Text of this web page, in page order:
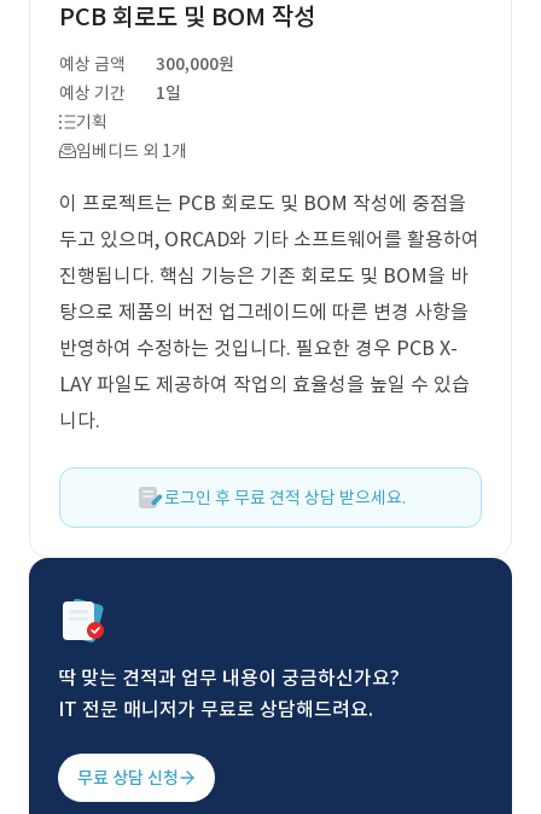
PCB 회로도 및 BOM 작성
예상 금액
300,000원
예상 기간
1일
기획
임베디드 외 1개
이 프로젝트는 PCB 회로도 및 BOM 작성에 중점을
두고 있으며, ORCAD와 기타 소프트웨어를 활용하여
진행됩니다. 핵심 기능은 기존 회로도 및 BOM을 바
탕으로 제품의 버전 업그레이드에 따른 변경 사항을
반영하여 수정하는 것입니다. 필요한 경우 PCB X-
LAY 파일도 제공하여 작업의 효율성을 높일 수 있습
니다.
로그인 후 무료 견적 상담 받으세요.
딱 맞는 견적과 업무 내용이 궁금하신가요?
IT 전문 매니저가 무료로 상담해드려요.
무료 상담 신청